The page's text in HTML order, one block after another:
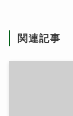
関連記事